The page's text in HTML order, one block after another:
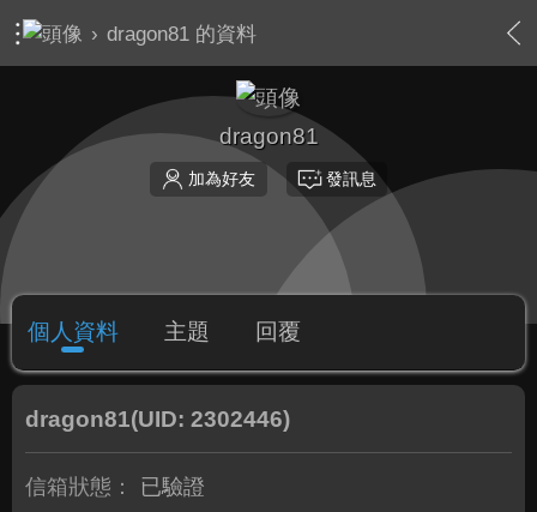
› dragon81 的資料
dragon81
加為好友 發訊息
個人資料 主題 回覆
dragon81(UID: 2302446)
信箱狀態： 已驗證